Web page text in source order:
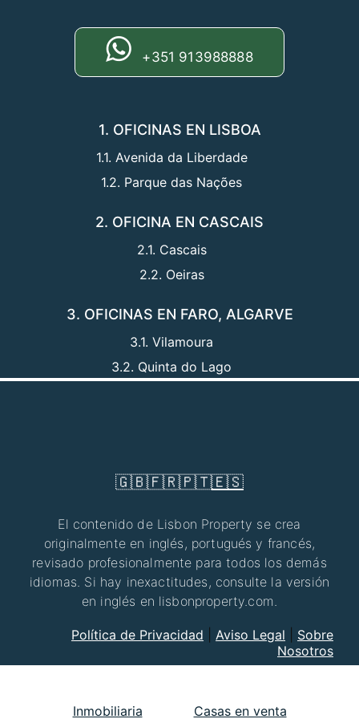
+351 913988888
1. OFICINAS EN LISBOA
1.1. Avenida da Liberdade
1.2. Parque das Nações
2. OFICINA EN CASCAIS
2.1. Cascais
2.2. Oeiras
3. OFICINAS EN FARO, ALGARVE
3.1. Vilamoura
3.2. Quinta do Lago
🇬🇧🇫🇷🇵🇹🇪🇸
El contenido de Lisbon Property se crea
originalmente en inglés, portugués y francés,
revisado profesionalmente para todos los demás
idiomas. Si hay inexactitudes, consulte la versión
en inglés en lisbonproperty.com.
Política de Privacidad Aviso Legal
Sobre
Nosotros
Inmobiliaria Casas en venta